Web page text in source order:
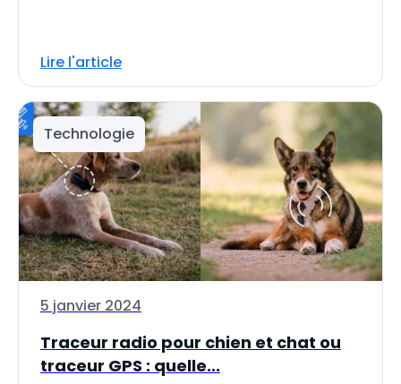
Lire l'article
Technologie
5 janvier 2024
Traceur radio pour chien et chat ou
traceur GPS : quelle...